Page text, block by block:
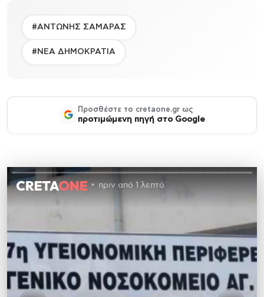
#ΑΝΤΩΝΗΣ ΣΑΜΑΡΑΣ
#ΝΕΑ ΔΗΜΟΚΡΑΤΙΑ
Προσθέστε το cretaone.gr ως
προτιμώμενη πηγή στο Google
πριν από 1 λεπτό